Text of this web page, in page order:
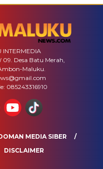
INTERMEDIA
Desa Batu Merah,
Maluku.
085243316910
MEDIA SIBER
DISCLAIMER